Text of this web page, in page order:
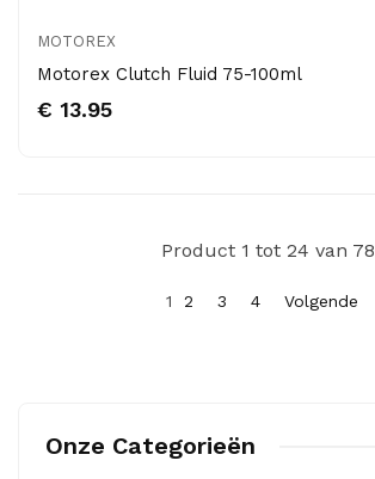
MOTOREX
Motorex Clutch Fluid 75-100ml
€ 13.95
Product 1 tot 24 van 78
1 2 3 4 Volgende
Onze Categorieën